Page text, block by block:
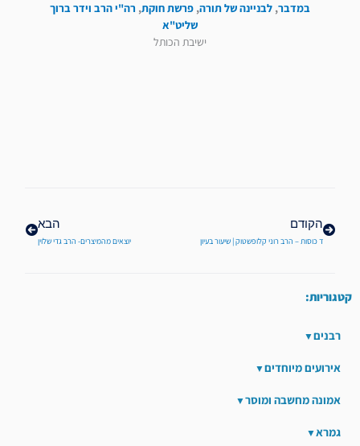
במדבר, לבניינה של תורה, פרשת חוקת, רה"י הרב וידר ברוך
שליט"א
ישיבת הכותל
הקודם
ד כוסות – הרב רוני קלופשטוק | שיעור בעיון
הבא
יוצאים מהמיצרים- הרב גדי שלוין
קטגוריות:
רבנים
אירועים מיוחדים
אמונה מחשבה ומוסר
גמרא